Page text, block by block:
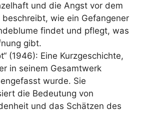
und die Angst vor dem
beschreibt, wie ein Gefangener
findet und pflegt, was
gibt.
(1946): Eine Kurzgeschichte,
in seinem Gesamtwerk
wurde. Sie
die Bedeutung von
und das Schätzen des